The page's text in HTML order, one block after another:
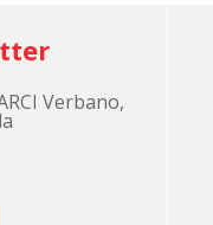
Verbano,